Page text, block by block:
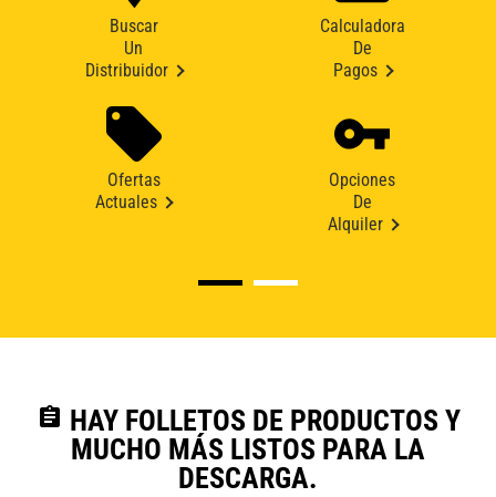
Buscar
Un
Distribuidor
Calculadora
De
Pagos
Ofertas
Actuales
Opciones
De
Alquiler
assignment HAY FOLLETOS DE PRODUCTOS Y
MUCHO MÁS LISTOS PARA LA
DESCARGA.